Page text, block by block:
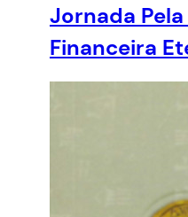
Jornada
Financeira